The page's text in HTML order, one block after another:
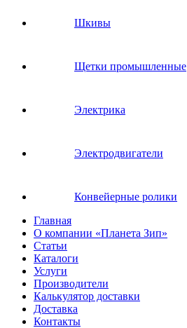
Шкивы
Щетки промышленные
Электрика
Электродвигатели
Конвейерные ролики
Главная
О компании «Планета Зип»
Статьи
Каталоги
Услуги
Производители
Калькулятор доставки
Доставка
Контакты